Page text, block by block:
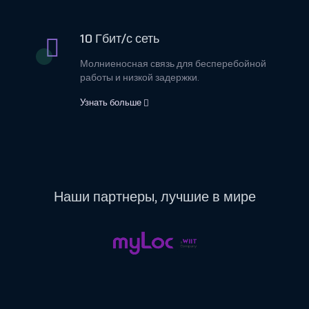
10 Гбит/с сеть
Молниеносная связь для бесперебойной
работы и низкой задержки.
Узнать больше
Наши партнеры,лучшие в мире